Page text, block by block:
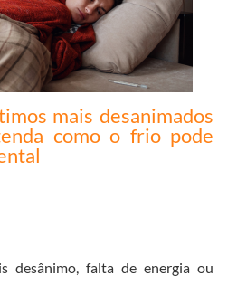
mais desanimados
como o frio pode
desânimo, falta de energia ou